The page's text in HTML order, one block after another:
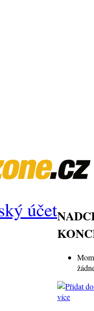
účet
více